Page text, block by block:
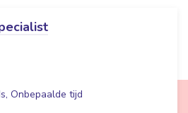
Onbepaalde tijd